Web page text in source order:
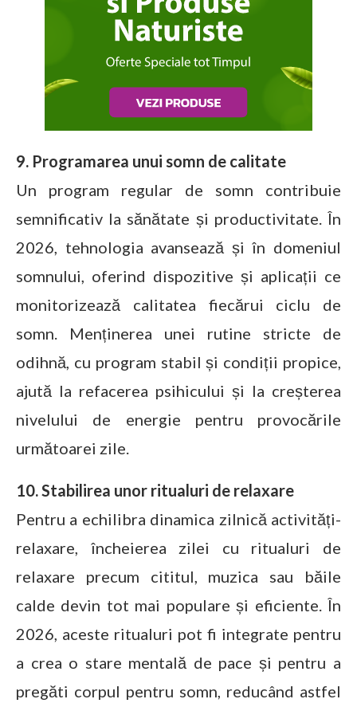
9. Programarea unui somn de calitate
Un program regular de somn contribuie
semnificativ la sănătate și productivitate. În
2026, tehnologia avansează și în domeniul
somnului, oferind dispozitive și aplicații ce
monitorizează calitatea fiecărui ciclu de
somn. Menținerea unei rutine stricte de
odihnă, cu program stabil și condiții propice,
ajută la refacerea psihicului și la creșterea
nivelului de energie pentru provocările
următoarei zile.
10. Stabilirea unor ritualuri de relaxare
Pentru a echilibra dinamica zilnică activități-
relaxare, încheierea zilei cu ritualuri de
relaxare precum cititul, muzica sau băile
calde devin tot mai populare și eficiente. În
2026, aceste ritualuri pot fi integrate pentru
a crea o stare mentală de pace și pentru a
pregăti corpul pentru somn, reducând astfel